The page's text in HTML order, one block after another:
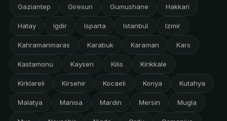
Gaziantep Giresun Gumushane Hakkari
Hatay Igdir Isparta Istanbul Izmir
Kahramanmaras Karabuk Karaman Kars
Kastamonu Kayseri Kilis Kirikkale
Kirklareli Kirsehir Kocaeli Konya Kutahya
Malatya Manisa Mardin Mersin Mugla